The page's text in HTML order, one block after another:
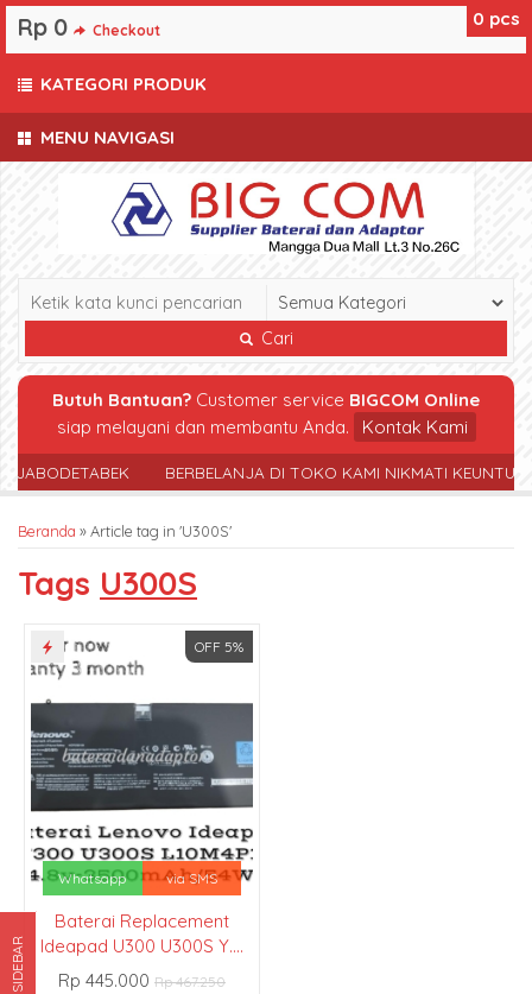
MENU NAVIGASI
Cari
Butuh Bantuan? Customer service BIGCOM Online
siap melayani dan membantu Anda.
Kontak Kami
JABODETABEK BERBELANJA DI TOKO KAMI NIKMATI
Beranda »Article tag in 'U300S'
Tags U300S
OFF 5%
Whatsapp via SMS
Baterai Replacement
Ideapad U300 U300S Y....
Rp 445.000 Rp 467.250
0 pcs
Rp 0 Checkout
KATEGORI PRODUK
SIDEBAR